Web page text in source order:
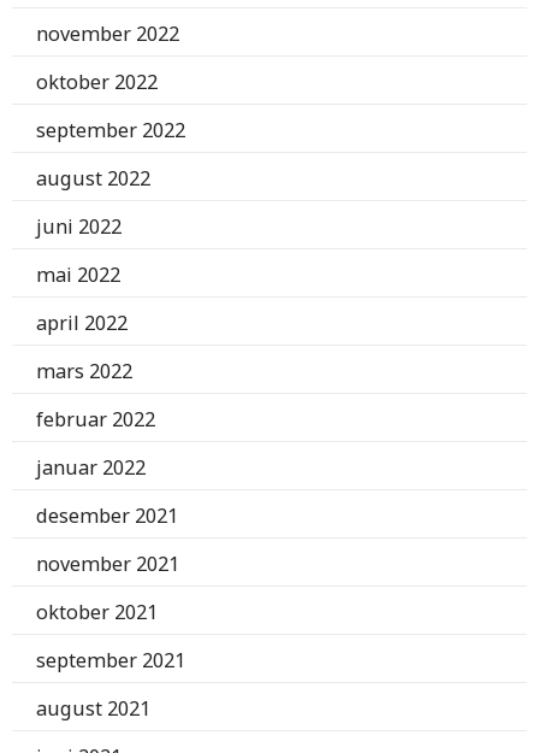
november 2022
oktober 2022
september 2022
august 2022
juni 2022
mai 2022
april 2022
mars 2022
februar 2022
januar 2022
desember 2021
november 2021
oktober 2021
september 2021
august 2021